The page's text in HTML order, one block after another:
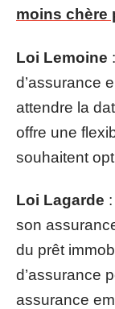
moins chère
Loi Lemoine
d’assurance
attendre la
offre une
souhaitent
Loi Lagarde
son
du prêt
d’assurance
assurance